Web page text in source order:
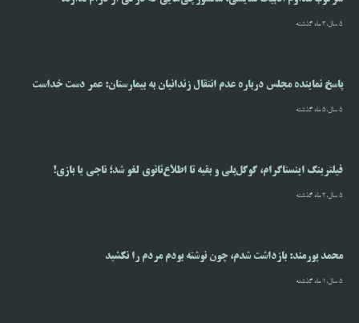
5 سال،3 ماه گذشته
پاسخ نماینده مجلس درباره عدم انتقال زندانیان به بیمارستان: عمر دست خداست
5 سال،5 ماه گذشته
فیلترینگ اینستاگرام، گوگل‌پلی و بقیه تا اطلاع‌ثانوی لغو شد؛ ناجی یا بازی!
5 سال،2 ماه گذشته
محمد پورمند: بازداشت شدم، چون نوشته بودم مردم را نکشید
5 سال،1 ماه گذشته